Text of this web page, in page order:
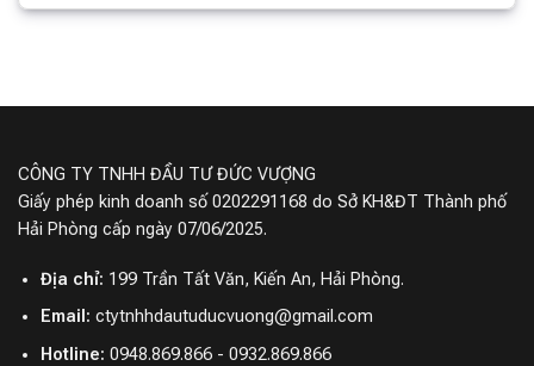
Đạt được hiệu quả hút bụi cao hơn trên các bề mặt và ít
thiết kế để làm sạch tốt hơn và ít gặp trục trặc.
*Dựa trên thử nghiệm nội bộ được thực hiện bởi nhà
CÔNG TY TNHH ĐẦU TƯ ĐỨC VƯỢNG
Giấy phép kinh doanh số 0202291168 do Sở KH&ĐT Thành phố
Hải Phòng cấp ngày 07/06/2025.
Địa chỉ: 199 Trần Tất Văn, Kiến An, Hải Phòng.
Email: ctytnhhdautuducvuong@gmail.com
Hotline: 0948.869.866 - 0932.869.866